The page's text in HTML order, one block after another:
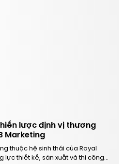
lược định vị thương
Marketing
thuộc hệ sinh thái của Royal
lực thiết kế, sản xuất và thi công